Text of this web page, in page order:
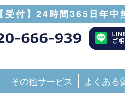
【受付】24時間365日年中
その他サービス よくある